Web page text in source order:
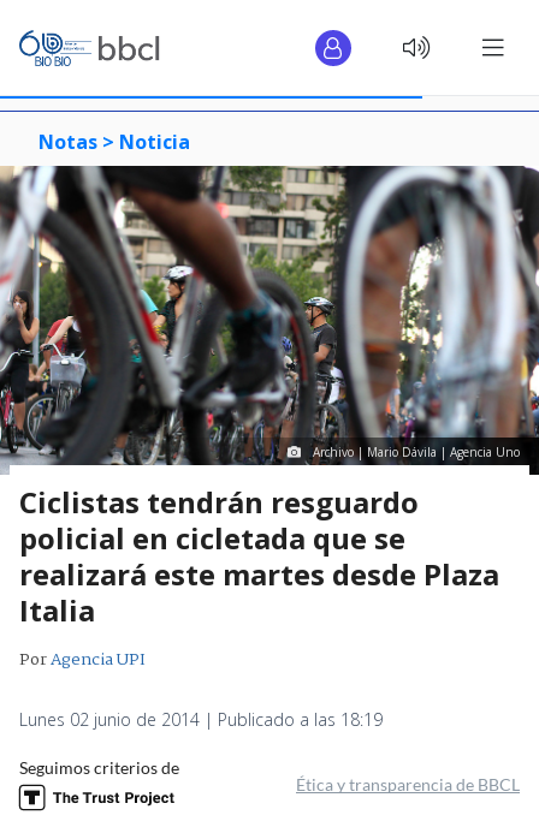
Notas > Noticia
Archivo | Mario Dávila | Agencia Uno
Ciclistas tendrán resguardo
policial en cicletada que se
realizará este martes desde Plaza
Italia
PorAgencia UPI
Lunes 02 junio de 2014 | Publicado a las 18:19
Seguimos criterios de
Ética y transparencia de BBCL